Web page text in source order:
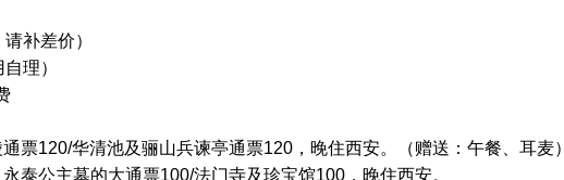
补差价）
理）
票120/华清池及骊山兵谏亭通票120，晚住西安。（赠送：午餐、耳麦）
泰公主墓的大通票100/法门寺及珍宝馆100，晚住西安。